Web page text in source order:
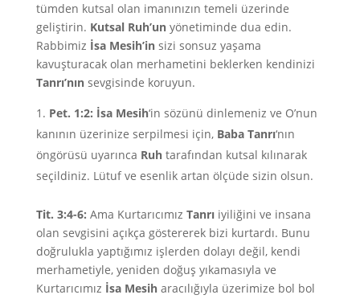
tümden kutsal olan imanınızın temeli üzerinde
geliştirin. Kutsal Ruh’unyönetiminde dua edin.
Rabbimiz İsa Mesih’insizi sonsuz yaşama
kavuşturacak olan merhametini beklerken kendinizi
Tanrı’nınsevgisinde koruyun.
Pet. 1:2: İsa Mesih‘in sözünü dinlemeniz ve O’nun
kanının üzerinize serpilmesi için, Baba Tanrı‘nın
öngörüsü uyarınca Ruhtarafından kutsal kılınarak
seçildiniz. Lütuf ve esenlik artan ölçüde sizin olsun.
Tit. 3:4-6: Ama Kurtarıcımız Tanrıiyiliğini ve insana
olan sevgisini açıkça göstererek bizi kurtardı. Bunu
doğrulukla yaptığımız işlerden dolayı değil, kendi
merhametiyle, yeniden doğuş yıkamasıyla ve
Kurtarıcımız İsa Mesiharacılığıyla üzerimize bol bol